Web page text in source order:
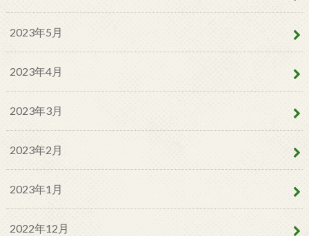
2023年5月
2023年4月
2023年3月
2023年2月
2023年1月
2022年12月